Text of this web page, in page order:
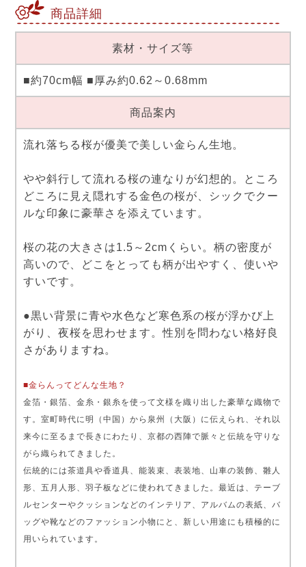
商品詳細
素材・サイズ等
■約70cm幅 ■厚み約0.62～0.68mm
商品案内
流れ落ちる桜が優美で美しい金らん生地。
やや斜行して流れる桜の連なりが幻想的。ところ
どころに見え隠れする金色の桜が、シックでクー
ルな印象に豪華さを添えています。
桜の花の大きさは1.5～2cmくらい。柄の密度が
高いので、どこをとっても柄が出やすく、使いや
すいです。
●黒い背景に青や水色など寒色系の桜が浮かび上
がり、夜桜を思わせます。性別を問わない格好良
さがありますね。
■金らんってどんな生地？
金箔・銀箔、金糸・銀糸を使って文様を織り出した豪華な織物で
す。室町時代に明（中国）から泉州（大阪）に伝えられ、それ以
来今に至るまで長きにわたり、京都の西陣で脈々と伝統を守りな
がら織られてきました。
伝統的には茶道具や香道具、能装束、表装地、山車の装飾、雛人
形、五月人形、羽子板などに使われてきました。最近は、テーブ
ルセンターやクッションなどのインテリア、アルバムの表紙、バ
ッグや靴などのファッション小物にと、新しい用途にも積極的に
用いられています。